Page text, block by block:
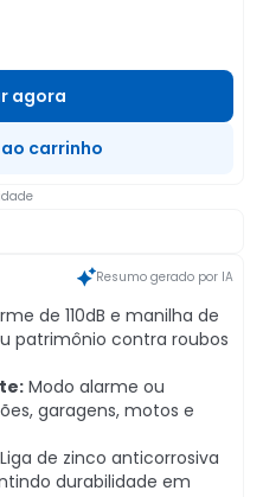
agora
carrinho
Resumo gerado por IA
de 110dB e manilha de
patrimônio contra roubos
Modo alarme ou
garagens, motos e
Liga de zinco anticorrosiva
durabilidade em